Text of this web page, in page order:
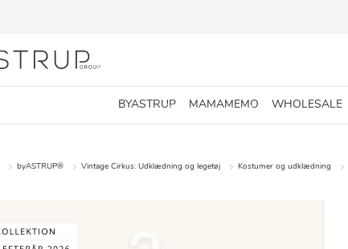
BYASTRUP MAMAMEMO WHOLESALE
byASTRUP® Vintage Cirkus: Udklædning og legetøj Kostumer og udklædning